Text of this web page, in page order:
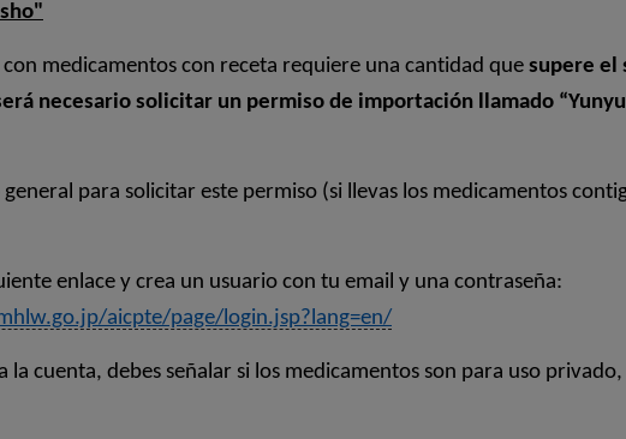
medicamentos con receta requiere una cantidad que supere el
necesario solicitar un permiso de importación llamado
para solicitar este permiso (si llevas los medicamentos
enlace y crea un usuario con tu email y una contraseña:
aicpte/page/login.jsp?lang=en/
la cuenta, debes señalar si los medicamentos son para uso